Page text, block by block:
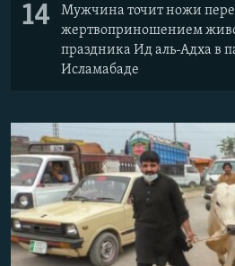
14
Мужчина точит ножи
жертвоприношением
праздника Ид аль-Адха в
Исламабаде